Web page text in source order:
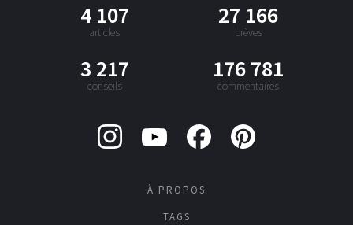
4 107
articles
27 166
brèves
3 217
conseils
176 781
commentaires
À PROPOS
TAGS